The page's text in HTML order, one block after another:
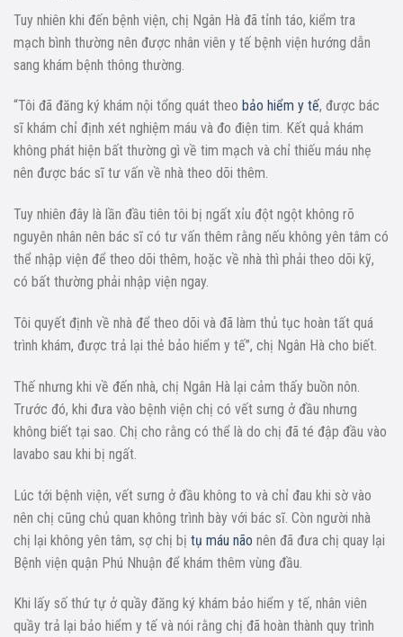
Tuy nhiên khi đến bệnh viện, chị Ngân Hà đã tỉnh táo, kiểm tra
mạch bình thường nên được nhân viên y tế bệnh viện hướng dẫn
sang khám bệnh thông thường.
“Tôi đã đăng ký khám nội tổng quát theo bảo hiểm y tế, được bác
sĩ khám chỉ định xét nghiệm máu và đo điện tim. Kết quả khám
không phát hiện bất thường gì về tim mạch và chỉ thiếu máu nhẹ
nên được bác sĩ tư vấn về nhà theo dõi thêm.
Tuy nhiên đây là lần đầu tiên tôi bị ngất xỉu đột ngột không rõ
nguyên nhân nên bác sĩ có tư vấn thêm rằng nếu không yên tâm có
thể nhập viện để theo dõi thêm, hoặc về nhà thì phải theo dõi kỹ,
có bất thường phải nhập viện ngay.
Tôi quyết định về nhà để theo dõi và đã làm thủ tục hoàn tất quá
trình khám, được trả lại thẻ bảo hiểm y tế”, chị Ngân Hà cho biết.
Thế nhưng khi về đến nhà, chị Ngân Hà lại cảm thấy buồn nôn.
Trước đó, khi đưa vào bệnh viện chị có vết sưng ở đầu nhưng
không biết tại sao. Chị cho rằng có thể là do chị đã té đập đầu vào
lavabo sau khi bị ngất.
Lúc tới bệnh viện, vết sưng ở đầu không to và chỉ đau khi sờ vào
nên chị cũng chủ quan không trình bày với bác sĩ. Còn người nhà
chị lại không yên tâm, sợ chị bị tụ máu não nên đã đưa chị quay lại
Bệnh viện quận Phú Nhuận để khám thêm vùng đầu.
Khi lấy số thứ tự ở quầy đăng ký khám bảo hiểm y tế, nhân viên
quầy trả lại bảo hiểm y tế và nói rằng chị đã hoàn thành quy trình